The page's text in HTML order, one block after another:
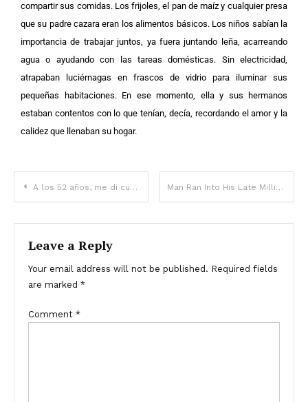
compartir sus comidas. Los frijoles, el pan de maíz y cualquier presa
que su padre cazara eran los alimentos básicos. Los niños sabían la
importancia de trabajar juntos, ya fuera juntando leña, acarreando
agua o ayudando con las tareas domésticas. Sin electricidad,
atrapaban luciérnagas en frascos de vidrio para iluminar sus
pequeñas habitaciones. En ese momento, ella y sus hermanos
estaban contentos con lo que tenían, decía, recordando el amor y la
calidez que llenaban su hogar.
A los 52 años, me di cuenta de que mi vida se había convertido en un desastre por culpa de mi familia — Historia del día Man Ran Into His Late Millionaire Father’s Burning Mansion—Rescuers Feared the Worst, but 8 Hours Later, He Emerged
Leave a Reply
Your email address will not be published. Required fields
are marked *
Comment *